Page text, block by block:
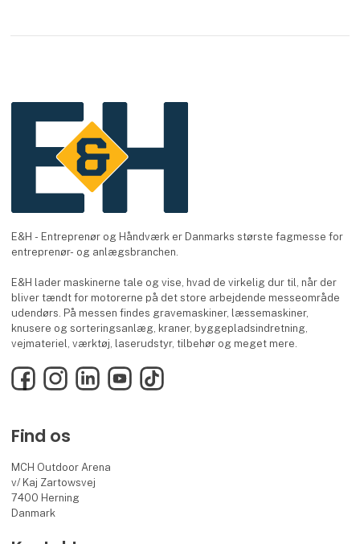
E&H - Entreprenør og Håndværk er Danmarks største fagmesse for
entreprenør- og anlægsbranchen.
E&H lader maskinerne tale og vise, hvad de virkelig dur til, når der
bliver tændt for motorerne på det store arbejdende messeområde
udendørs. På messen findes gravemaskiner, læssemaskiner,
knusere og sorteringsanlæg, kraner, byggepladsindretning,
vejmateriel, værktøj, laserudstyr, tilbehør og meget mere.
FacebookInstagramLinkedInYouTubeTikTok
Find os
MCH Outdoor Arena
v/ Kaj Zartowsvej
7400 Herning
Danmark